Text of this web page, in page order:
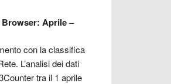
Aprile –
con la classifica
L’analisi dei dati
tra il 1 aprile